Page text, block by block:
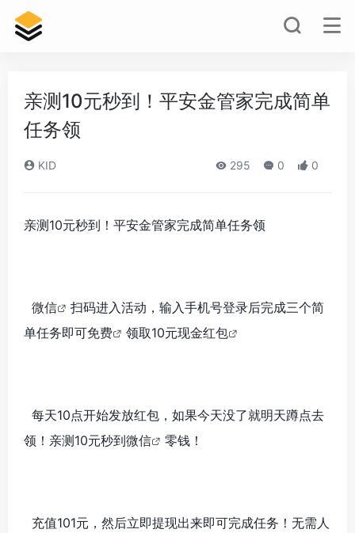
亲测10元秒到！平安金管家完成简单
任务领
KID 295 0 0
亲测10元秒到！平安金管家完成简单任务领
微信
扫码进入活动，输入手机号登录后完成三个简
单任务即可免费 领取10元现金红包
每天10点开始发放红包，如果今天没了就明天蹲点去
领！亲测10元秒到微信 零钱！
充值101元，然后立即提现出来即可完成任务！无需人